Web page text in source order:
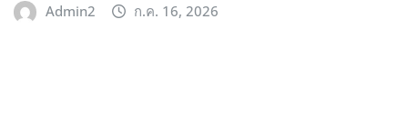
Admin2 ก.ค. 16, 2026